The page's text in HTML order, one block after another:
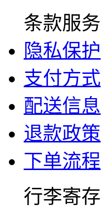
条款服务
隐私保护
支付方式
配送信息
退款政策
下单流程
行李寄存